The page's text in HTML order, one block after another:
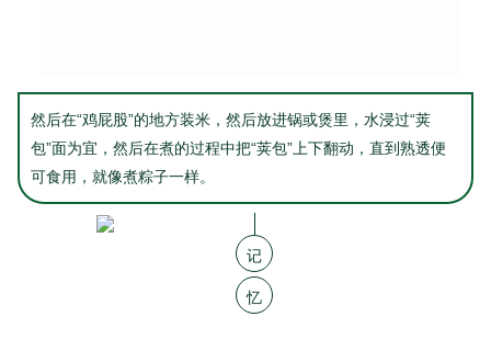
然后在“鸡屁股”的地方装米，然后放进锅或煲里，水浸过“荚
包”面为宜，然后在煮的过程中把“荚包”上下翻动，直到熟透便
可食用，就像煮粽子一样。
记
忆